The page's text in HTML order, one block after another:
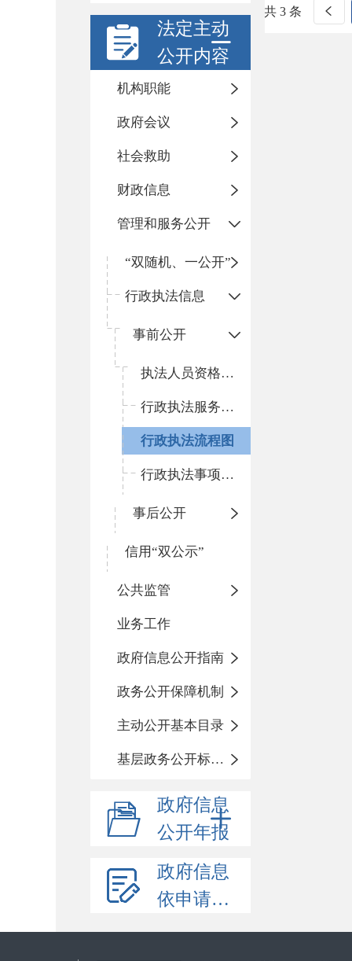
法定主动
公开内容
机构职能
政府会议
社会救助
财政信息
管理和服务公开
“双随机、一公开”
行政执法信息
事前公开
执法人员资格清单
行政执法服务指南
行政执法流程图
行政执法事项清单
事后公开
信用“双公示”
公共监管
业务工作
政府信息公开指南
政务公开保障机制
主动公开基本目录
基层政务公开标准化目录
政府信息
公开年报
政府信息
依申请公开
共 3 条